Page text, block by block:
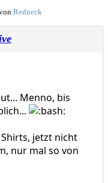
Redneck
Menno, bis
jetzt nicht
nur mal so von